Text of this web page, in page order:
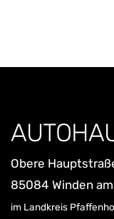
Obere
85084 Winden
im Landkreis